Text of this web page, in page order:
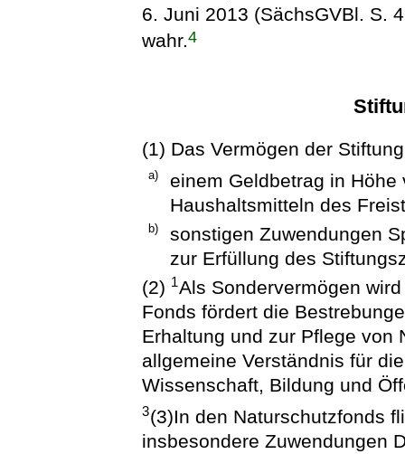
6. Juni 2013 (SächsGVBl. S.
wahr.4
(1) Das Vermögen der
a)
einem Geldbetrag in
Haushaltsmitteln des
b)
sonstigen Zuwendungen
zur Erfüllung des
(2) 1Als Sondervermögen
Fonds fördert die
Erhaltung und zur Pflege von
allgemeine Verständnis für
Wissenschaft, Bildung und
3(3)In den Naturschutzfonds
insbesondere Zuwendungen